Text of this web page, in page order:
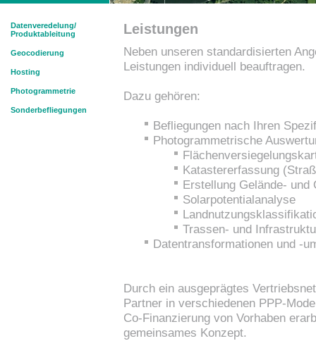
Datenveredelung/
Produktableitung
Geocodierung
Hosting
Photogrammetrie
Sonderbefliegungen
Leistungen
Neben unseren standardisierten
Leistungen individuell beauftragen.
Dazu gehören:
Befliegungen nach Ihren
Photogrammetrische
Katastererfassung
Erstellung Gelände- und
Solarpotentialanalyse
Trassen- und
Datentransformationen und -
Durch ein ausgeprägtes
Partner in verschiedenen PPP-
Co-Finanzierung von Vorhaben
gemeinsames Konzept.